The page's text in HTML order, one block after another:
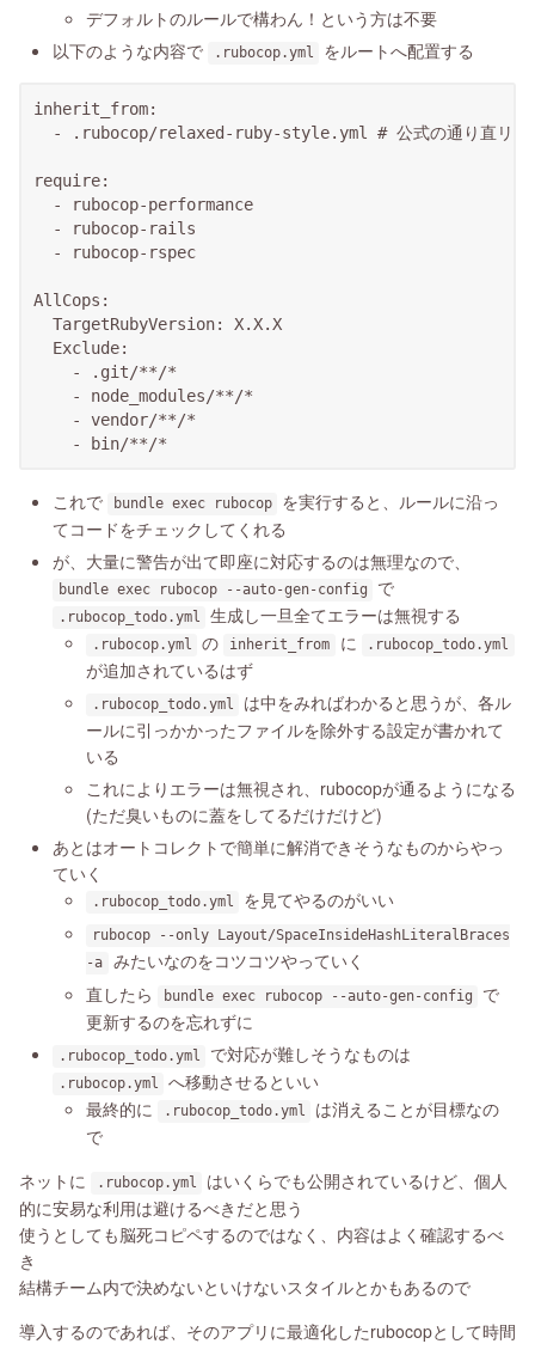
デフォルトのルールで構わん！という方は不要
以下のような内容で
.rubocop.yml をルートへ配置する
inherit_from:
- .rubocop/relaxed-ruby-style.yml # 公式の通り直リン
require:
  - rubocop-performance
  - rubocop-rails
  - rubocop-rspec
AllCops:
  TargetRubyVersion: X.X.X
  Exclude:
    - .git/**/*
    - node_modules/**/*
    - vendor/**/*
これで bundle exec rubocop
を実行すると、ルールに沿っ
てコードをチェックしてくれる
が、大量に警告が出て即座に対応するのは無理なので、
bundle exec rubocop --auto-gen-config で
.rubocop_todo.yml 生成し一旦全てエラーは無視する
.rubocop.yml の inherit_from に .rubocop_todo.yml
が追加されているはず
.rubocop_todo.yml
は中をみればわかると思うが、各ル
ールに引っかかったファイルを除外する設定が書かれて
いる
これによりエラーは無視され、rubocopが通るようになる
(ただ臭いものに蓋をしてるだけだけど)
あとはオートコレクトで簡単に解消できそうなものからやっ
ていく
.rubocop_todo.yml を見てやるのがいい
rubocop --only Layout/SpaceInsideHashLiteralBraces
-a
みたいなのをコツコツやっていく
直したら
bundle exec rubocop --auto-gen-config
で
更新するのを忘れずに
.rubocop_todo.yml で対応が難しそうなものは
.rubocop.yml
へ移動させるといい
最終的に
.rubocop_todo.yml
は消えることが目標なの
で
ネットに
.rubocop.yml
はいくらでも公開されているけど、個人
的に安易な利用は避けるべきだと思う
使うとしても脳死コピペするのではなく、内容はよく確認するべ
き
結構チーム内で決めないといけないスタイルとかもあるので
導入するのであれば、そのアプリに最適化したrubocopとして時間